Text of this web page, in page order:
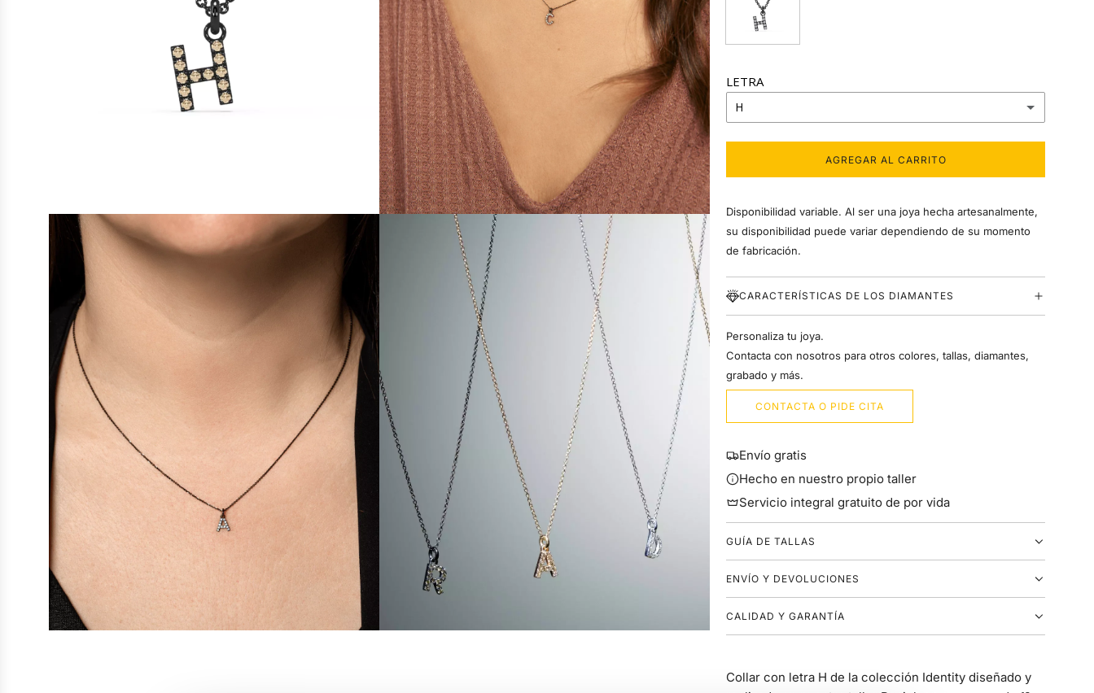
LETRA
H
A
B
C
D
E
F
G
I
M
N
AGREGAR AL CARRITO
C
A
G
A
O
Disponibilidad variable. Al ser una joya hecha artesanalmente,
su disponibilidad puede variar dependiendo de su momento
de fabricación.
CARACTERÍSTICAS DE LOS DIAMANTES
Personaliza tu joya.
Contacta con nosotros para otros colores, tallas, diamantes,
grabado y más.
CONTACTA O PIDE CITA
Envío gratis
Hecho en nuestro propio taller
Servicio integral gratuito de por vida
GUÍA DE TALLAS
ENVÍO Y DEVOLUCIONES
CALIDAD Y GARANTÍA
Collar con letra H de la colección Identity diseñado y